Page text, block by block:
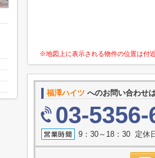
※地図上に表示される物件の位置は付
福澤ハイツ へのお問い合わせ
03-5356-
9：30～18：30 定休